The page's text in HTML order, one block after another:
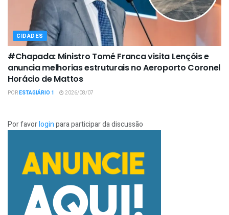
CIDADES
#Chapada: Ministro Tomé Franca visita Lençóis e
anuncia melhorias estruturais no Aeroporto Coronel
Horácio de Mattos
PORESTAGIÁRIO 1 2026/08/07
Por favorloginpara participar da discussão